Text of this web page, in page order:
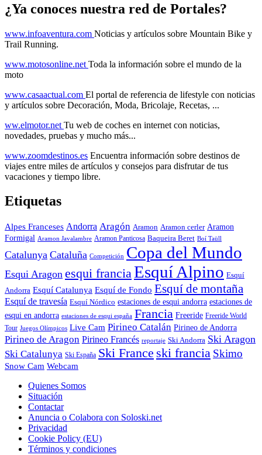
¿Ya conoces nuestra red de Portales?
www.infoaventura.com Noticias y artículos sobre Mountain Bike y
Trail Running.
www.motosonline.net Toda la información sobre el mundo de la
moto
www.casaactual.com El portal de referencia de lifestyle con noticias
y artículos sobre Decoración, Moda, Bricolaje, Recetas, ...
ww.elmotor.net Tu web de coches en internet con noticias,
novedades, pruebas y mucho más...
www.zoomdestinos.es Encuentra información sobre destinos de
viajes entre miles de artículos y consejos para disfrutar de tus
vacaciones y tiempo libre.
Etiquetas
Alpes Franceses Andorra Aragón Aramon Aramon cerler Aramon
Formigal Aramon Javalambre Aramon Panticosa Baqueira Beret Boí Taüll
Catalunya Cataluña Competición Copa del Mundo
Esqui Aragon esqui franciaEsquí Alpino Esquí
Andorra Esquí Catalunya Esquí de Fondo Esquí de montaña
Esquí de travesía Esquí Nórdico estaciones de esqui andorra estaciones de
esqui en andorra estaciones de esqui españa Francia Freeride Freeride World
Tour Juegos Olímpicos Live Cam Pirineo Catalán Pirineo de Andorra
Pirineo de Aragon Pirineo Francés reportaje Ski Andorra Ski Aragon
Ski Catalunya Ski España Ski France ski francia Skimo
Snow Cam Webcam
Quienes Somos
Situación
Contactar
Anuncia o Colabora con Soloski.net
Privacidad
Cookie Policy (EU)
Términos y condiciones